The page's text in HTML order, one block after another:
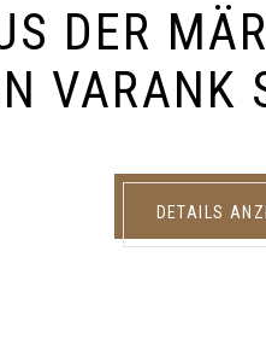
DER
VARANK
DETAILS